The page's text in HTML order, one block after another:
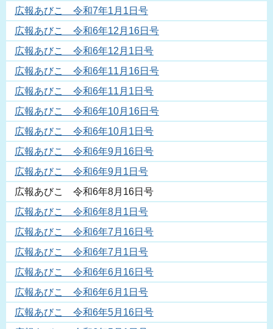
広報あびこ 令和7年1月1日号
広報あびこ 令和6年12月16日号
広報あびこ 令和6年12月1日号
広報あびこ 令和6年11月16日号
広報あびこ 令和6年11月1日号
広報あびこ 令和6年10月16日号
広報あびこ 令和6年10月1日号
広報あびこ 令和6年9月16日号
広報あびこ 令和6年9月1日号
広報あびこ 令和6年8月16日号
広報あびこ 令和6年8月1日号
広報あびこ 令和6年7月16日号
広報あびこ 令和6年7月1日号
広報あびこ 令和6年6月16日号
広報あびこ 令和6年6月1日号
広報あびこ 令和6年5月16日号